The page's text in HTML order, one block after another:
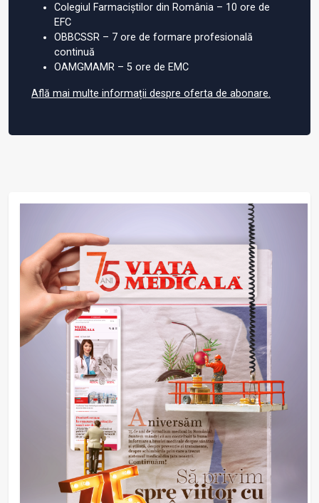
Colegiul Farmaciștilor din România – 10 ore de
EFC
OBBCSSR – 7 ore de formare profesională
continuă
OAMGMAMR – 5 ore de EMC
Află mai multe informații despre oferta de abonare.